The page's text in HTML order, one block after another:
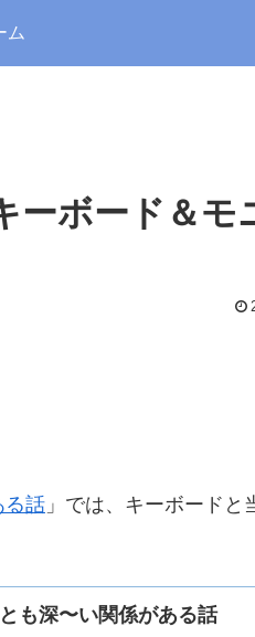
ム
ーボード＆モ
る話 」では、キーボードと
も深〜い関係がある話